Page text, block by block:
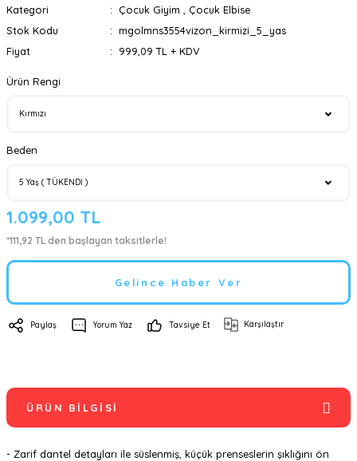
Kategori Çocuk Giyim
Çocuk Elbise
Stok Kodu
mgolmns3554vizon_kirmizi_5_yas
Fiyat
999,09 TL + KDV
Ürün Rengi
Beden
1.099,00 TL
*111,92 TL den başlayan taksitlerle!
Gelince Haber Ver
Paylaş Yorum Yaz Tavsiye Et Karşılaştır
ÜRÜN BILGISI
- Zarif dantel detayları ile süslenmiş, küçük prenseslerin şıklığını ön